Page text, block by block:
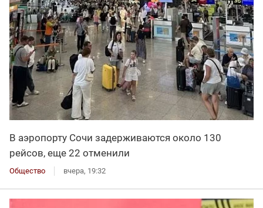
В аэропорту Сочи задерживаются около 130
рейсов, еще 22 отменили
Общество вчера, 19:32